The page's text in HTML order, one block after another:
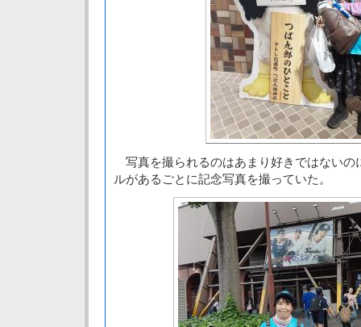
写真を撮られるのはあまり好きではないの
ルがあるごとに記念写真を撮っていた。